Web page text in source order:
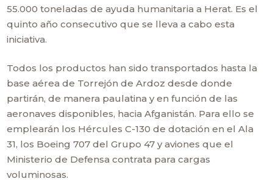
55.000 toneladas de ayuda humanitaria a Herat. Es el
quinto año consecutivo que se lleva a cabo esta
iniciativa.
Todos los productos han sido transportados hasta la
base aérea de Torrejón de Ardoz desde donde
partirán, de manera paulatina y en función de las
aeronaves disponibles, hacia Afganistán. Para ello se
emplearán los Hércules C-130 de dotación en el Ala
31, los Boeing 707 del Grupo 47 y aviones que el
Ministerio de Defensa contrata para cargas
voluminosas.